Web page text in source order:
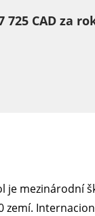
725 CAD za
je mezinárodní
zemí.